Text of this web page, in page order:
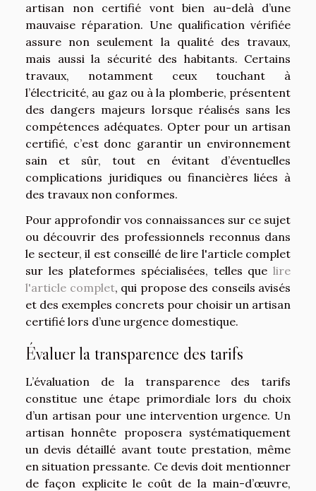
artisan non certifié vont bien au-delà d’une
mauvaise réparation. Une qualification vérifiée
assure non seulement la qualité des travaux,
mais aussi la sécurité des habitants. Certains
travaux, notamment ceux touchant à
l’électricité, au gaz ou à la plomberie, présentent
des dangers majeurs lorsque réalisés sans les
compétences adéquates. Opter pour un artisan
certifié, c’est donc garantir un environnement
sain et sûr, tout en évitant d’éventuelles
complications juridiques ou financières liées à
des travaux non conformes.
Pour approfondir vos connaissances sur ce sujet
ou découvrir des professionnels reconnus dans
le secteur, il est conseillé de lire l'article complet
sur les plateformes spécialisées, telles que lire
l'article complet, qui propose des conseils avisés
et des exemples concrets pour choisir un artisan
certifié lors d’une urgence domestique.
Évaluer la transparence des tarifs
L’évaluation de la transparence des tarifs
constitue une étape primordiale lors du choix
d’un artisan pour une intervention urgence. Un
artisan honnête proposera systématiquement
un devis détaillé avant toute prestation, même
en situation pressante. Ce devis doit mentionner
de façon explicite le coût de la main-d’œuvre,